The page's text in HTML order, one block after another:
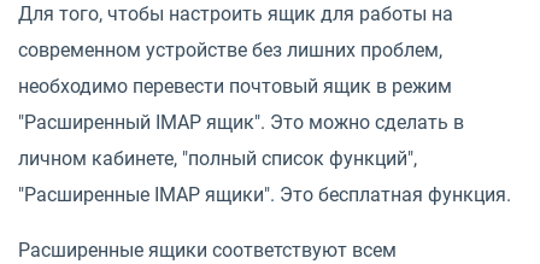
Для того, чтобы настроить ящик для работы на
современном устройстве без лишних проблем,
необходимо перевести почтовый ящик в режим
"Расширенный IMAP ящик". Это можно сделать в
личном кабинете, "полный список функций",
"Расширенные IMAP ящики". Это бесплатная функция.
Расширенные ящики соответствуют всем